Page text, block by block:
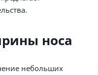
носа
небольших